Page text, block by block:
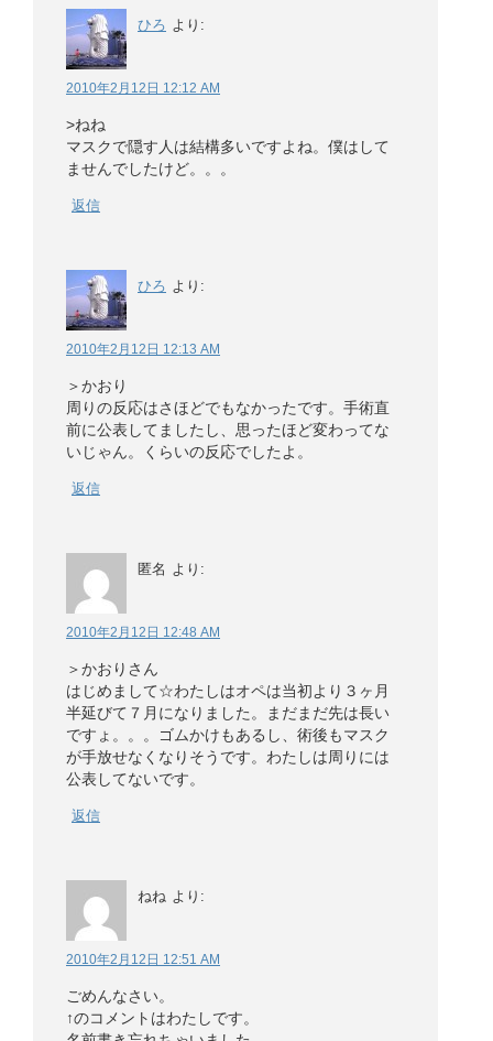
ひろ より:
2010年2月12日 12:12 AM
>ねね
マスクで隠す人は結構多いですよね。僕はして
ませんでしたけど。。。
返信
ひろ より:
2010年2月12日 12:13 AM
＞かおり
周りの反応はさほどでもなかったです。手術直
前に公表してましたし、思ったほど変わってな
いじゃん。くらいの反応でしたよ。
返信
匿名 より:
2010年2月12日 12:48 AM
＞かおりさん
はじめまして☆わたしはオペは当初より３ヶ月
半延びて７月になりました。まだまだ先は長い
ですょ。。。ゴムかけもあるし、術後もマスク
が手放せなくなりそうです。わたしは周りには
公表してないです。
返信
ねね より:
2010年2月12日 12:51 AM
ごめんなさい。
↑のコメントはわたしです。